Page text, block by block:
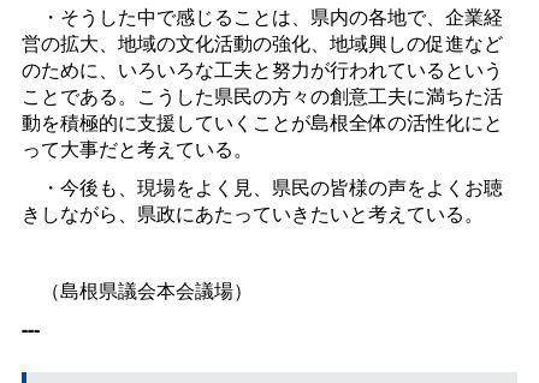
・そうした中で感じることは、県内の各地で、企業経
営の拡大、地域の文化活動の強化、地域興しの促進など
のために、いろいろな工夫と努力が行われているという
ことである。こうした県民の方々の創意工夫に満ちた活
動を積極的に支援していくことが島根全体の活性化にと
って大事だと考えている。
・今後も、現場をよく見、県民の皆様の声をよくお聴
きしながら、県政にあたっていきたいと考えている。
（島根県議会本会議場）
---